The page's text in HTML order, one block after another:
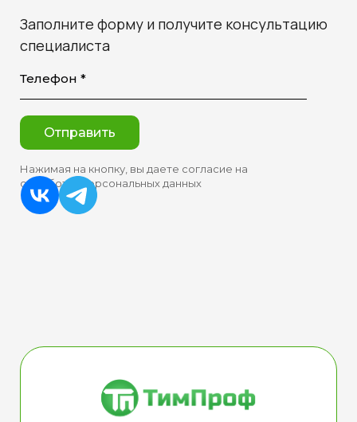
Телефон *
Отправить
Нажимая на кнопку, вы даете согласие на
обработку персональных данных
Заполните форму и получите консультацию
специалиста